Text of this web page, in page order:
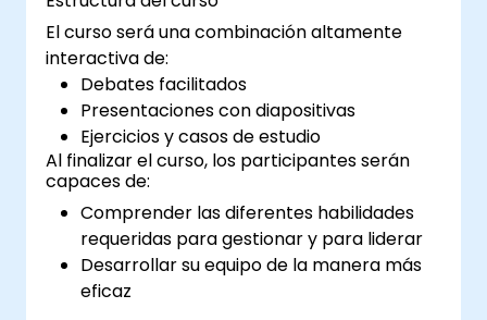
de comunicación y presentación.
El curso será una combinación altamente
interactiva de:
Debates facilitados
Presentaciones con diapositivas
Ejercicios y casos de estudio
Al finalizar el curso, los participantes serán
capaces de:
Comprender las diferentes habilidades
requeridas para gestionar y para liderar
Desarrollar su equipo de la manera más
eficaz